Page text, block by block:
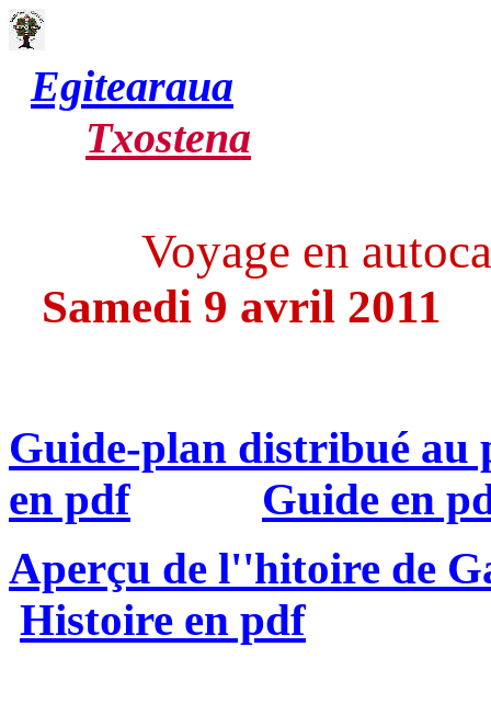
Egitearaua
Txostena
Voyage en
Samedi 9 avril 2011
Guide-plan distribué au
en pdf
Guide en
Aperçu de l''hitoire de
Histoire en pdf